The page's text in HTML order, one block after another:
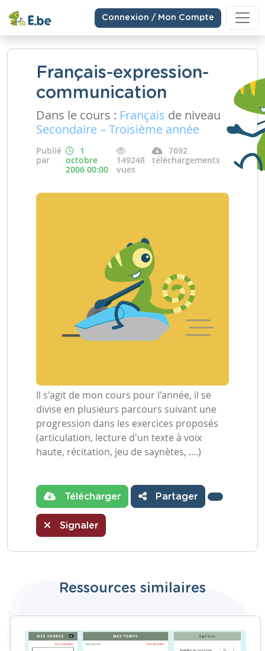
Connexion / Mon Compte
Français-expression-
communication
Dans le cours : Français de niveau
Secondaire – Troisième année
Publié
par
1
octobre
2006 00:00
149248
vues
7692
téléchargements
Il s'agit de mon cours pour l'année, il se
divise en plusieurs parcours suivant une
progression dans les exercices proposés
(articulation, lecture d'un texte à voix
haute, récitation, jeu de saynètes, ....)
Télécharger Partager
Signaler
Ressources similaires